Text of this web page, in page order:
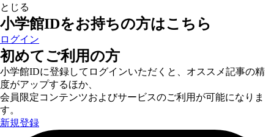
とじる
小学館IDをお持ちの方はこちら
ログイン
初めてご利用の方
小学館IDに登録してログインいただくと、オススメ記事の精
度がアップするほか、
会員限定コンテンツおよびサービスのご利用が可能になりま
す。
新規登録